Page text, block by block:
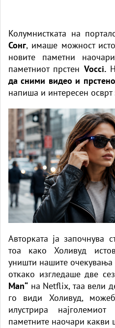
Колумнистката на
Сонг, имаше можност
новите паметни наочари
паметниот прстен Vocci.
да сними видео и
напиша и интересен осврт
Авторката ја започнува
тоа како Холивуд
уништи нашите
откако изгледаше две
Man“ на Netflix, таа вели
го види Холивуд,
илустрира
паметните наочари какви